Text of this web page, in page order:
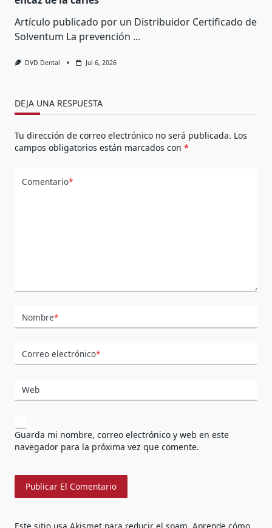
Artículo publicado por un Distribuidor Certificado de
Solventum La prevención ...
DVD Dental Jul 6, 2026
DEJA UNA RESPUESTA
Tu dirección de correo electrónico no será publicada. Los
campos obligatorios están marcados con *
Comentario*
Nombre*
Correo electrónico*
Web
Guarda mi nombre, correo electrónico y web en este
navegador para la próxima vez que comente.